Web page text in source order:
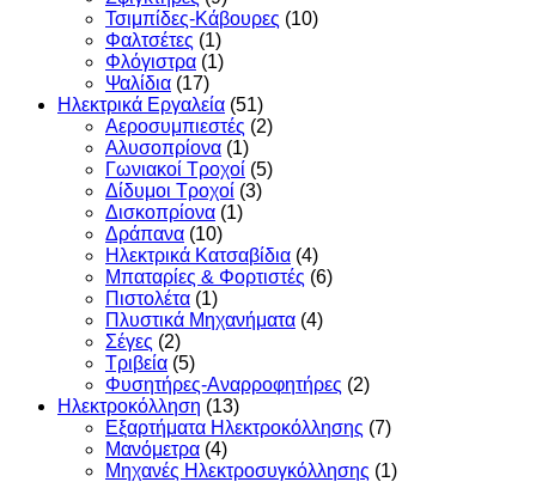
Τσιμπίδες-Κάβουρες (10)
Φαλτσέτες (1)
Φλόγιστρα (1)
Ψαλίδια (17)
Ηλεκτρικά Εργαλεία (51)
Αεροσυμπιεστές (2)
Αλυσοπρίονα (1)
Γωνιακοί Τροχοί (5)
Δίδυμοι Τροχοί (3)
Δισκοπρίονα (1)
Δράπανα (10)
Ηλεκτρικά Κατσαβίδια (4)
Μπαταρίες & Φορτιστές (6)
Πιστολέτα (1)
Πλυστικά Μηχανήματα (4)
Σέγες (2)
Τριβεία (5)
Φυσητήρες-Αναρροφητήρες (2)
Ηλεκτροκόλληση (13)
Εξαρτήματα Ηλεκτροκόλλησης (7)
Μανόμετρα (4)
Μηχανές Ηλεκτροσυγκόλλησης (1)